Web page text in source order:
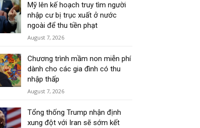
Mỹ lên kế hoạch truy tìm người
nhập cư bị trục xuất ở nước
ngoài để thu tiền phạt
August 7, 2026
Chương trình mầm non miễn phí
dành cho các gia đình có thu
nhập thấp
August 7, 2026
Tổng thống Trump nhận định
xung đột với Iran sẽ sớm kết